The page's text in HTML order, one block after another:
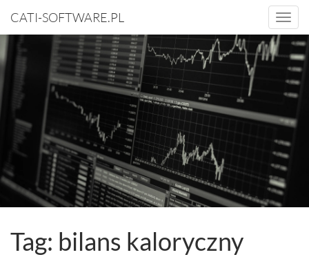
CATI-SOFTWARE.PL
Tag: bilans kaloryczny